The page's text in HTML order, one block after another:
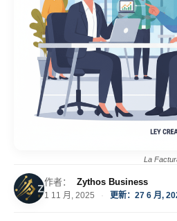
La
作者： Zythos Business
1 11 月, 2025 · 更新：27 6 月,